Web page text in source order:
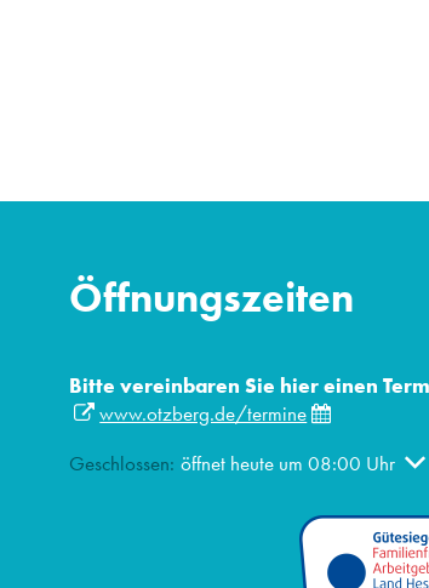
Öffnungszeiten
Bitte vereinbaren Sie hier einen
www.otzberg.de/termine
Klicken, um weitere Öffnungs- oder
Geschlossen: öffnet heute um 08:00 Uhr